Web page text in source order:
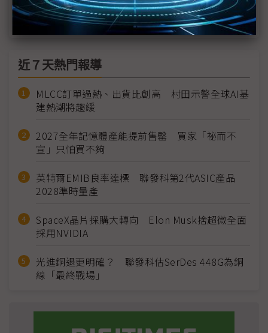
SEMICON SEA 2026 將登場 揭開大馬半導體新頁
近７天熱門報導
MLCC訂單過熱、出貨比創高 村田示警全球AI基
建熱潮將趨緩
2027全年記憶體產能提前售罄 買家「祕而不
宣」只怕買不夠
英特爾EMIB良率達標 聯發科第2代ASIC產品
2028準時量產
SpaceX晶片採購大轉向 Elon Musk捨超微全面
採用NVIDIA
光進銅退更明確？ 聯發科估SerDes 448G為銅
線「最終戰場」